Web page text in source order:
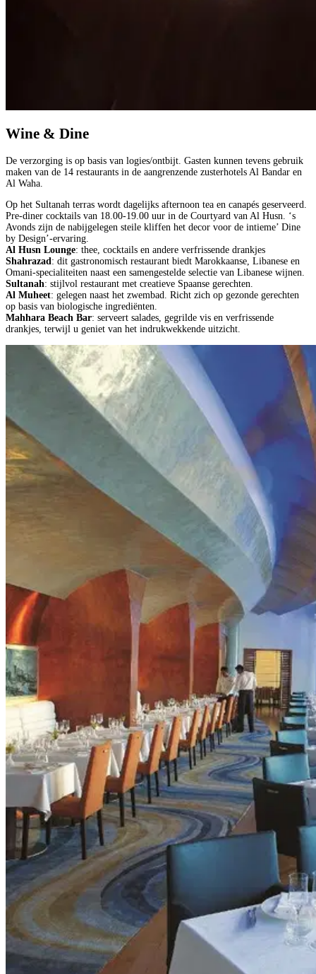
Wine & Dine
De verzorging is op basis van logies/ontbijt. Gasten kunnen tevens gebruik
maken van de 14 restaurants in de aangrenzende zusterhotels Al Bandar en
Al Waha.
Op het Sultanah terras wordt dagelijks afternoon tea en canapés geserveerd.
Pre-diner cocktails van 18.00-19.00 uur in de Courtyard van Al Husn. ‘s
Avonds zijn de nabijgelegen steile kliffen het decor voor de intieme’ Dine
by Design’-ervaring.
Al Husn Lounge: thee, cocktails en andere verfrissende drankjes
Shahrazad: dit gastronomisch restaurant biedt Marokkaanse, Libanese en
Omani-specialiteiten naast een samengestelde selectie van Libanese wijnen.
Sultanah: stijlvol restaurant met creatieve Spaanse gerechten.
Al Muheet: gelegen naast het zwembad. Richt zich op gezonde gerechten
op basis van biologische ingrediënten.
Mahhara Beach Bar: serveert salades, gegrilde vis en verfrissende
drankjes, terwijl u geniet van het indrukwekkende uitzicht.